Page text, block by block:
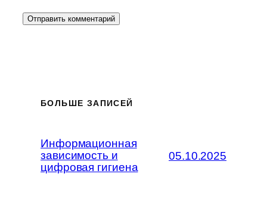
БОЛЬШЕ ЗАПИСЕЙ
Информационная
зависимость и
цифровая гигиена
05.10.2025